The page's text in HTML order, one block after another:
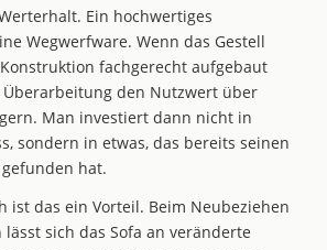
Ein hochwertiges
Wegwerfware. Wenn das Gestell
fachgerecht aufgebaut
den Nutzwert über
Man investiert dann nicht in
sondern in etwas, das bereits seinen
hat.
ist das ein Vorteil. Beim Neubeziehen
lässt sich das Sofa an veränderte